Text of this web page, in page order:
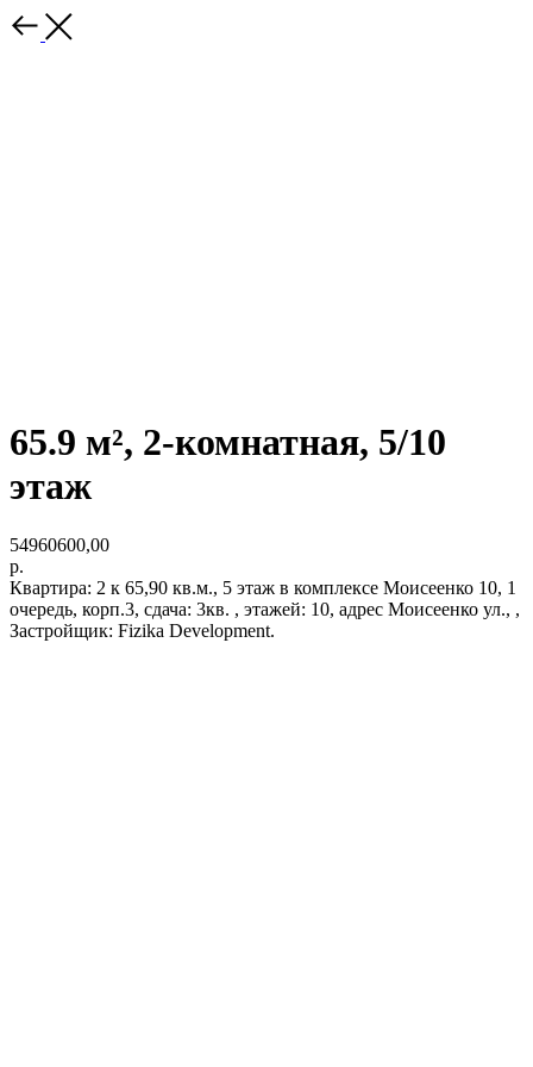
65.9 м², 2-комнатная, 5/10
этаж
54960600,00
р.
Квартира: 2 к 65,90 кв.м., 5 этаж в комплексе Моисеенко 10, 1
очередь, корп.3, сдача: 3кв. , этажей: 10, адрес Моисеенко ул., ,
Застройщик: Fizika Development.